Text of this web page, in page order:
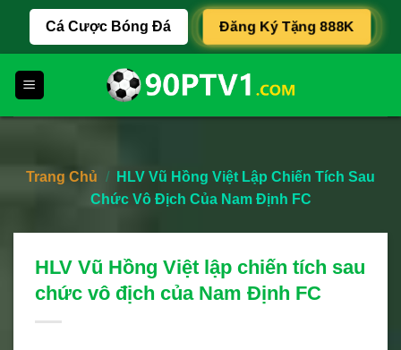
content
Cá Cược Bóng Đá Đăng Ký Tặng 888K
Trang Chủ /
HLV Vũ Hồng Việt Lập Chiến Tích Sau
Chức Vô Địch Của Nam Định FC
HLV Vũ Hồng Việt lập chiến tích sau
chức vô địch của Nam Định FC